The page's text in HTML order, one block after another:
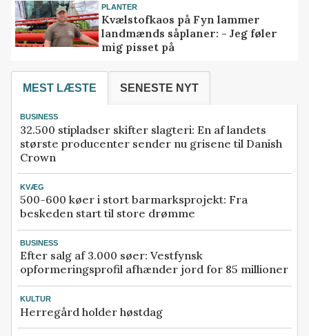
PLANTER
Kvælstofkaos på Fyn lammer
landmænds såplaner: - Jeg føler
mig pisset på
MEST LÆSTE SENESTE NYT
BUSINESS
32.500 stipladser skifter slagteri: En af landets
største producenter sender nu grisene til Danish
Crown
KVÆG
500-600 køer i stort barmarksprojekt: Fra
beskeden start til store drømme
BUSINESS
Efter salg af 3.000 søer: Vestfynsk
opformeringsprofil afhænder jord for 85 millioner
KULTUR
Herregård holder høstdag